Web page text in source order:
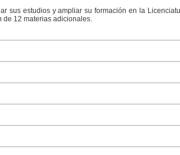
sus estudios y ampliar su formación en la
de 12 materias adicionales.